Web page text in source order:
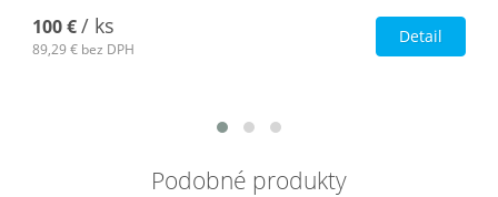
100 €/ ks
89,29 € bez DPH
Detail
Podobné produkty